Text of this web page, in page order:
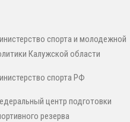
спорта и молодежной
Калужской области
спорта РФ
центр подготовки
резерва